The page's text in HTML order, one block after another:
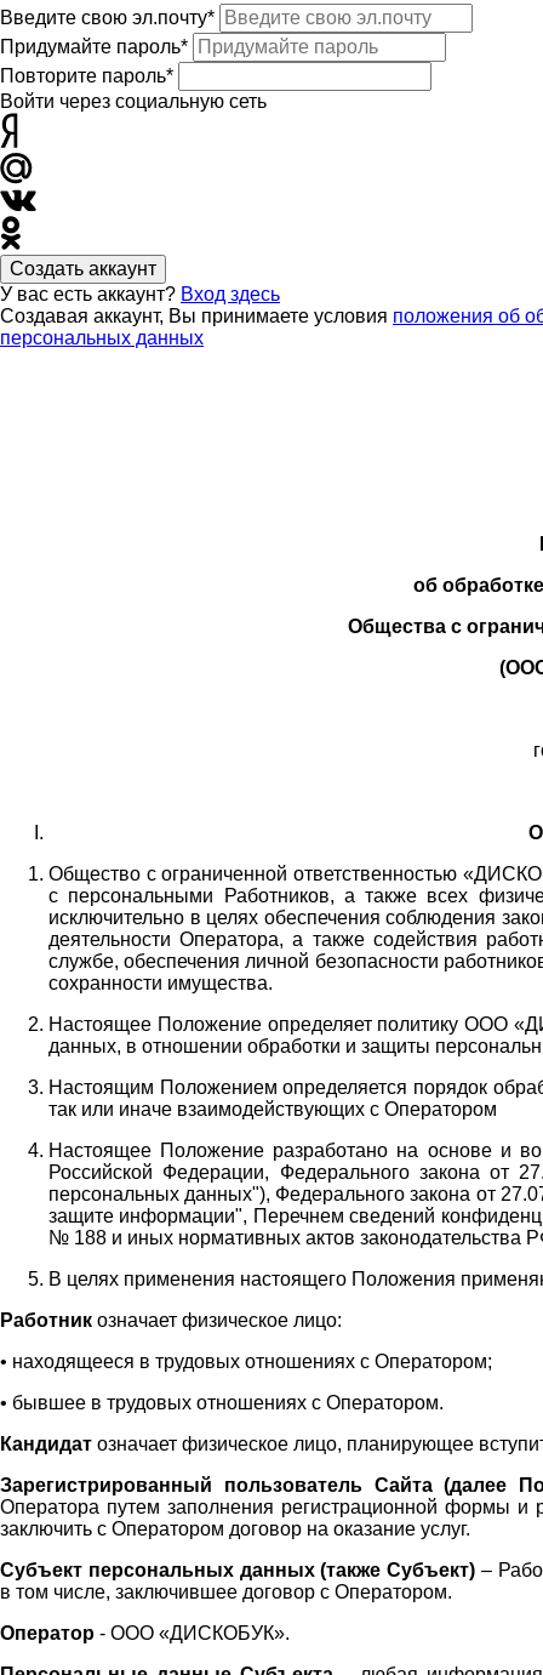
Введите свою эл.почту*
Придумайте пароль*
Повторите пароль*
Войти через социальную сеть
Создать аккаунт
У вас есть аккаунт? Вход здесь
Создавая аккаунт, Вы принимаете условия положения об
персональных данных
об
Общества с
Общество с ограниченной ответственностью
с персональными Работников, а также всех
исключительно в целях обеспечения соблюдения
деятельности Оператора,а также содействия
службе, обеспечения личной безопасности
сохранности имущества.
Настоящее Положение определяет политику ООО
данных, в отношении обработки и защиты
Настоящим Положением определяется порядок
так или иначе взаимодействующих с Оператором
Настоящее Положение разработано на основе и во
Российской Федерации, Федерального закона
персональных данных"), Федерального закона от
защите информации", Перечнем сведений
№ 188 и иных нормативных актов законодательства
В целях применения настоящего Положения
Работник означает физическое лицо:
• находящееся в трудовых отношениях с Оператором;
• бывшее в трудовых отношениях с Оператором.
Кандидат означает физическое лицо, планирующее
Зарегистрированный пользователь Сайта (далее
Оператора путем заполнения регистрационной формы и
заключить с Оператором договор на оказание услуг.
Субъект персональных данных (также Субъект) –
в том числе, заключившее договор с Оператором.
Оператор - ООО «ДИСКОБУК».